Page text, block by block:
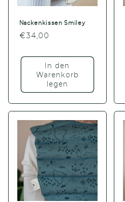
Nackenkissen Smiley
Normaler
€34,00
In den
Warenkorb
legen